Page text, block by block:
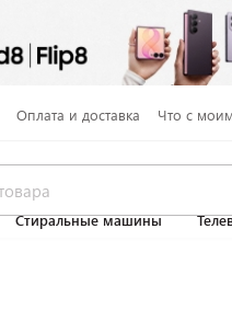
Оплата и доставка Что с
Стиральные машины